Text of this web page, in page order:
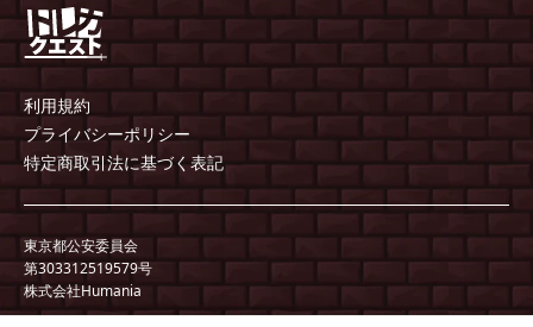
利用規約
プライバシーポリシー
特定商取引法に基づく表記
東京都公安委員会
第303312519579号
株式会社Humania